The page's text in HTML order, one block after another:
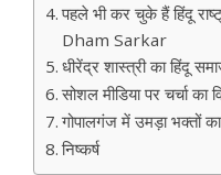
पहले भी कर चुके हैं हिंदू
Dham Sarkar
धीरेंद्र शास्त्री का हिंदू
सोशल मीडिया पर चर्चा का
गोपालगंज में उमड़ा भक्तों
निष्कर्ष